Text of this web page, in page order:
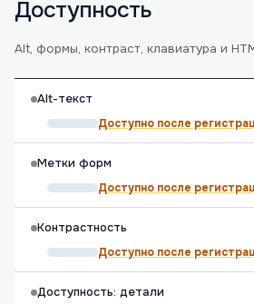
Доступность
Alt, формы, контраст, клавиатура и
Alt-текст
Доступно после
Метки форм
Доступно после
Контрастность
Доступно после
Доступность: детали